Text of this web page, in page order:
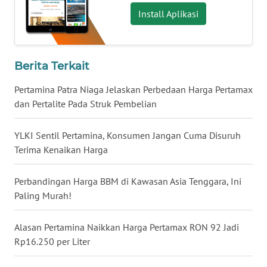
Install Aplikasi
Berita Terkait
Pertamina Patra Niaga Jelaskan Perbedaan Harga Pertamax
dan Pertalite Pada Struk Pembelian
YLKI Sentil Pertamina, Konsumen Jangan Cuma Disuruh
Terima Kenaikan Harga
Perbandingan Harga BBM di Kawasan Asia Tenggara, Ini
Paling Murah!
Alasan Pertamina Naikkan Harga Pertamax RON 92 Jadi
Rp16.250 per Liter
WN
BABEL
WN
WN
SUMSEL
WN
BENGKULU
WN
WN